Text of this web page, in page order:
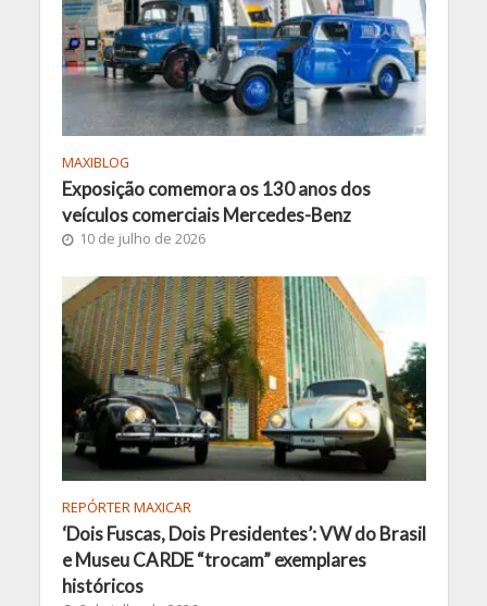
MAXIBLOG
Exposição comemora os 130 anos dos
veículos comerciais Mercedes-Benz
10 de julho de 2026
REPÓRTER MAXICAR
‘Dois Fuscas, Dois Presidentes’: VW do Brasil
e Museu CARDE “trocam” exemplares
históricos